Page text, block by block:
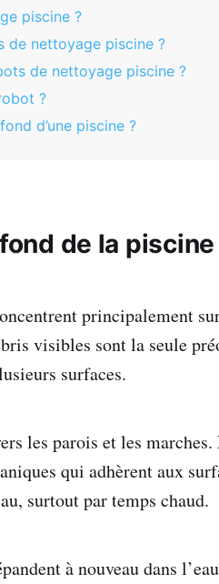
piscine ?
de nettoyage piscine ?
de nettoyage piscine ?
?
d’une piscine ?
de la
principalement
visibles sont la seule
surfaces.
les parois et les marches.
qui adhèrent aux
surtout par temps chaud.
à nouveau dans